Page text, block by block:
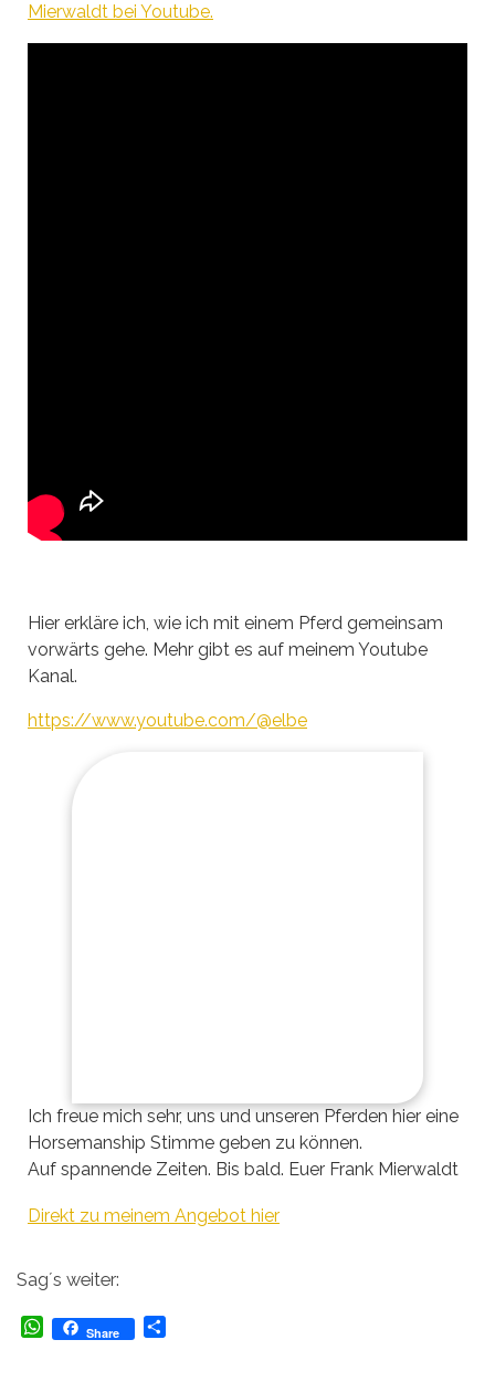
Mierwaldt bei Youtube.
Hier erkläre ich, wie ich mit einem Pferd gemeinsam
vorwärts gehe. Mehr gibt es auf meinem Youtube
Kanal.
https://www.youtube.com/@elbe
Ich freue mich sehr, uns und unseren Pferden hier eine
Horsemanship Stimme geben zu können.
Auf spannende Zeiten. Bis bald. Euer Frank Mierwaldt
Direkt zu meinem Angebot hier
Sag´s weiter:
W
Share